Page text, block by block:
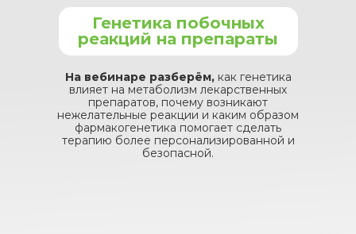
На вебинаре разберём, как генетика
влияет на метаболизм лекарственных
препаратов, почему возникают
нежелательные реакции и каким образом
фармакогенетика помогает сделать
терапию более персонализированной и
безопасной.
Генетика побочных
реакций на препараты